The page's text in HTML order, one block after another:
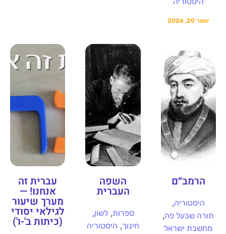
ינואר 20, 2026
הרמב״ם
היסטוריה,
תורה שבעל פה,
מחשבת ישראל
השפה
העברית
ספרות, לשון,
חינוך, היסטוריה
עברית זה
אנחנו! —
מערך שיעור
לגילאי יסודי
(כיתות ב'-ו')